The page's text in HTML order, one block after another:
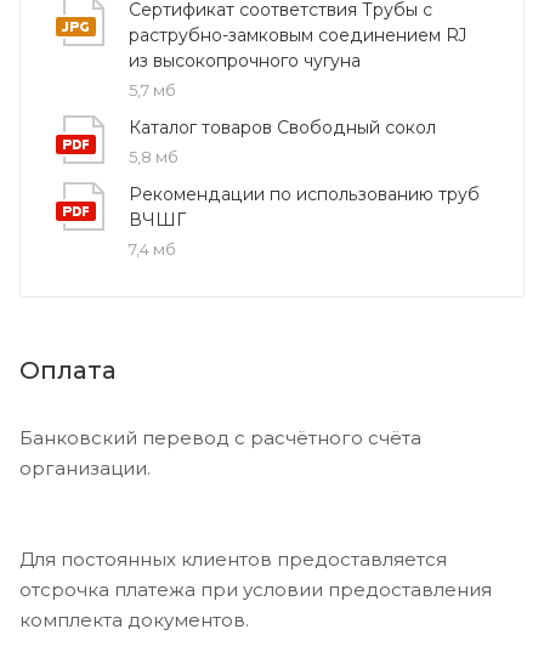
Компанией ПКФ Хотокс осуществляется продажа
только сертифицированной продукции
собственного производства. Заказать манжету
резиновую 200 мм можно с официальной
гарантией качества и быстрой доставкой по всей
России.
вас способом!
Сертификат соответствия Трубы с
раструбно-замковым соединением RJ
из высокопрочного чугуна
5,7 мб
Каталог товаров Свободный сокол
5,8 мб
Рекомендации по использованию труб
ВЧШГ
7,4 мб
Оплата
Банковский перевод с расчётного счёта
организации.
Для постоянных клиентов предоставляется
отсрочка платежа при условии предоставления
комплекта документов.